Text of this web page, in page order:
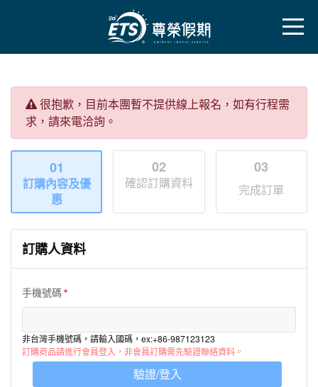
很抱歉，目前本團暫不提供線上報名，如有行程需
求，請來電洽詢。
01
訂購內容及優
惠
02
確認訂購資料
03
完成訂單
訂購人資料
手機號碼
非台灣手機號碼，請輸入國碼，ex:+86-987123123
訂購商品請進行會員登入，非會員訂購需先驗證聯絡資料。
驗證/登入